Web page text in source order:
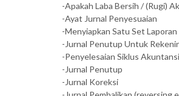
-Apakah Laba Bersih / (Rugi)
-Ayat Jurnal Penyesuaian
-Menyiapkan Satu Set
-Jurnal Penutup Untuk
-Penyelesaian Siklus Akuntansi
-Jurnal Penutup
-Jurnal Koreksi